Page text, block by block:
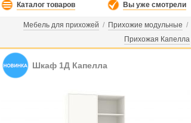
Каталог товаров Вы уже смотрели
Мебель для прихожей / Прихожие модульные /
Прихожая Капелла
Шкаф 1Д Капелла